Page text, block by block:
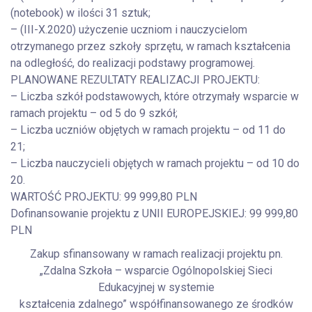
(notebook) w ilości 31 sztuk;
– (III-X.2020) użyczenie uczniom i nauczycielom
otrzymanego przez szkoły sprzętu, w ramach kształcenia
na odległość, do realizacji podstawy programowej.
PLANOWANE REZULTATY REALIZACJI PROJEKTU:
– Liczba szkół podstawowych, które otrzymały wsparcie w
ramach projektu – od 5 do 9 szkół;
– Liczba uczniów objętych w ramach projektu – od 11 do
21;
– Liczba nauczycieli objętych w ramach projektu – od 10 do
20.
WARTOŚĆ PROJEKTU: 99 999,80 PLN
Dofinansowanie projektu z UNII EUROPEJSKIEJ: 99 999,80
PLN
Zakup sfinansowany w ramach realizacji projektu pn.
„Zdalna Szkoła – wsparcie Ogólnopolskiej Sieci
Edukacyjnej w systemie
kształcenia zdalnego” współfinansowanego ze środków